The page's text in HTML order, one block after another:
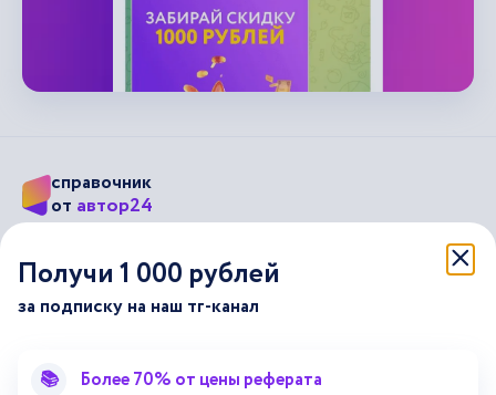
справочник
от автор24
Подписывайся на наши соц. сети
Лекторий
Последние статьи
Получи 1 000 рублей
за подписку на наш тг-канал
📚 Более 70% от цены реферата